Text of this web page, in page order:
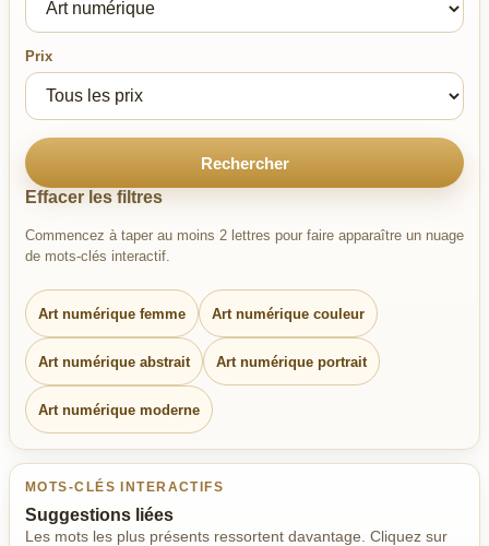
Prix
Rechercher
Effacer les filtres
Commencez à taper au moins 2 lettres pour faire apparaître un nuage
de mots-clés interactif.
Art numérique femme Art numérique couleur
Art numérique abstrait Art numérique portrait
Art numérique moderne
MOTS-CLÉS INTERACTIFS
Suggestions liées
Les mots les plus présents ressortent davantage. Cliquez sur